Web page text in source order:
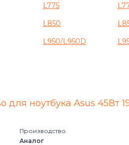
Dynabook TX
Equium
L775
L850
L950/L950D
для ноутбука Asus 45Вт
Производство
Аналог